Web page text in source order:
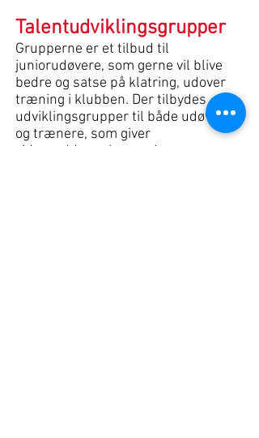
Talentudviklingsgrupper
Grupperne er et tilbud til
juniorudøvere, som gerne vil blive
bedre og satse på klatring, udover
træning i klubben. Der tilbydes
udviklingsgrupper til både udøvere
og trænere, som giver
videreuddannelse mod